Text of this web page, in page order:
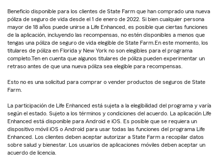
Beneficio disponible para los clientes de State Farm que han comprado una nueva
póliza de seguro de vida desde el 1 de enero de 2022. Si bien cualquier persona
mayor de 18 años puede unirse a Life Enhanced, es posible que ciertas funciones
de la aplicación, incluyendo las recompensas, no estén disponibles a menos que
tengas una póliza de seguro de vida elegible de State Farm.En este momento, los
titulares de póliza en Florida y New York no son elegibles para el programa
completo.Ten en cuenta que algunos titulares de póliza pueden experimentar un
retraso antes de que una nueva póliza sea elegible para recompensas.
Esto no es una solicitud para comprar o vender productos de seguros de State
Farm.
La participación de Life Enhanced está sujeta a la elegibilidad del programa y varía
según el estado. Sujeto a los términos y condiciones del acuerdo. La aplicación Life
Enhanced está disponible para Android e iOS. Es posible que se requiera un
dispositivo móvil iOS o Android para usar todas las funciones del programa Life
Enhanced. Los clientes deben aceptar autorizar a State Farm a recopilar datos
sobre salud y bienestar. Los usuarios de aplicaciones móviles deben aceptar un
acuerdo de licencia.